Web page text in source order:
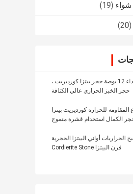
شواء (19)
(20)
حسن الأداء 12 بوصة حجر بيتزا كورديريت ،
حجر الخبز الحراري عالي الكثافة
المقاومة للحرارة كورديريت بيتزا
الكمال استخدام قشرة متموج
الحراريات أواني البيتزا الحجرية
فرن البيتزا Cordierite Stone